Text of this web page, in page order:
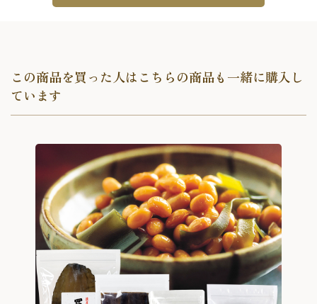
この商品を買った人はこちらの商品も一緒に購入し
ています